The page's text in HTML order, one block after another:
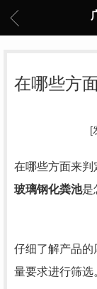
在哪些方
[
在哪些方面来判
玻璃钢化粪池是
仔细了解产品
量要求进行筛选